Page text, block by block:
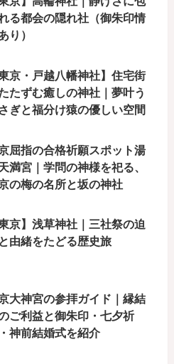
る都会の隠れ社（御朱印情
り）
東京・戸越八幡神社】住宅街
たずむ癒しの神社｜夢叶う
ぎと福分け猿の優しい空間
屈指の合格祈願スポット湯
満宮｜学問の神様を祀る、
の梅の名所と坂の神社
東京】浅草神社｜三社祭の迫
由緒をたどる歴史旅
大神宮の参拝ガイド｜縁結
ご利益と御朱印・七夕祈
神前結婚式を紹介